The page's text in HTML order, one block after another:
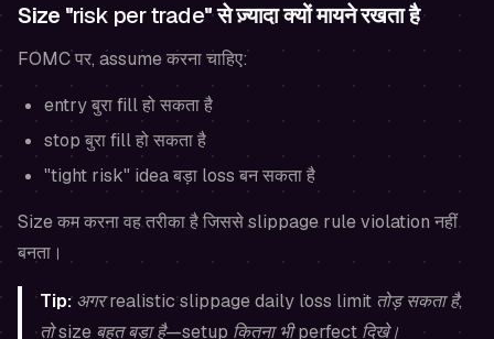
Size "risk per trade" से ज़्यादा क्यों मायने रखता है
FOMC पर, assume करना चाहिए:
entry बुरा fill हो सकता है
stop बुरा fill हो सकता है
"tight risk" idea बड़ा loss बन सकता है
Size कम करना वह तरीका है जिससे slippage rule violation नहीं
बनता।
Tip:अगर realistic slippage daily loss limit तोड़ सकता है,
तो size बहुत बड़ा है—setup कितना भी perfect दिखे।